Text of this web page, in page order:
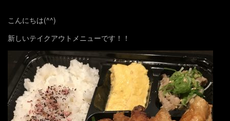
こんにちは(^^)
新しいテイクアウトメニューです！！